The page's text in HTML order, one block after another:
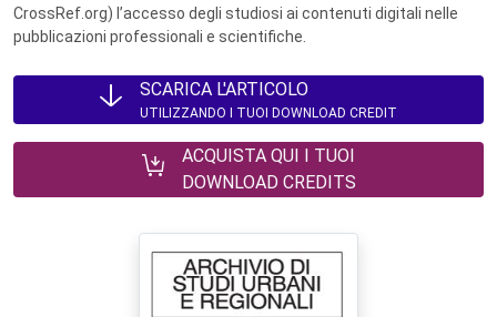
CrossRef.org) l’accesso degli studiosi ai contenuti digitali nelle
pubblicazioni professionali e scientifiche.
SCARICA L'ARTICOLO
UTILIZZANDO I TUOI DOWNLOAD CREDIT
ACQUISTA QUI I TUOI
DOWNLOAD CREDITS